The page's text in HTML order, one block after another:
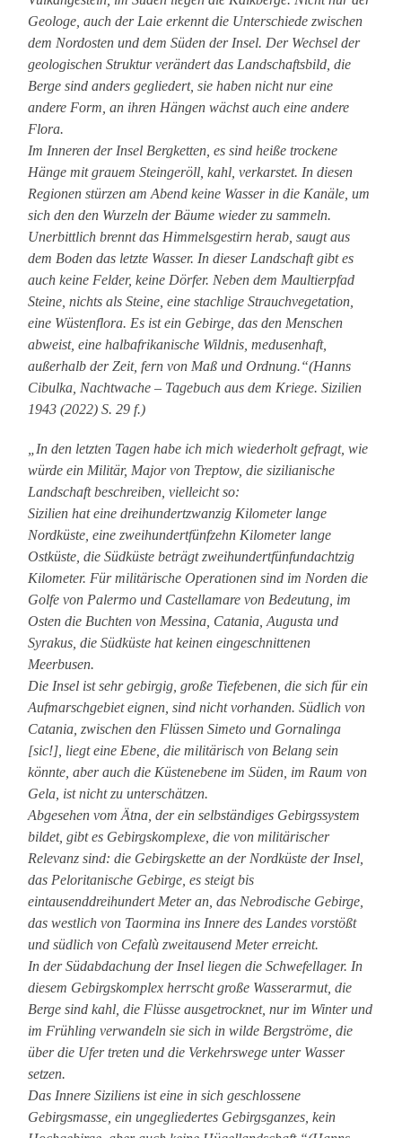
Geologe, auch der Laie erkennt die Unterschiede zwischen
dem Nordosten und dem Süden der Insel. Der Wechsel der
geologischen Struktur verändert das Landschaftsbild, die
Berge sind anders gegliedert, sie haben nicht nur eine
andere Form, an ihren Hängen wächst auch eine andere
Flora.
Im Inneren der Insel Bergketten, es sind heiße trockene
Hänge mit grauem Steingeröll, kahl, verkarstet. In diesen
Regionen stürzen am Abend keine Wasser in die Kanäle, um
sich den den Wurzeln der Bäume wieder zu sammeln.
Unerbittlich brennt das Himmelsgestirn herab, saugt aus
dem Boden das letzte Wasser. In dieser Landschaft gibt es
auch keine Felder, keine Dörfer. Neben dem Maultierpfad
Steine, nichts als Steine, eine stachlige Strauchvegetation,
eine Wüstenflora. Es ist ein Gebirge, das den Menschen
abweist, eine halbafrikanische Wildnis, medusenhaft,
außerhalb der Zeit, fern von Maß und Ordnung.“(Hanns
Cibulka, Nachtwache – Tagebuch aus dem Kriege. Sizilien
1943 (2022) S. 29 f.)
„In den letzten Tagen habe ich mich wiederholt gefragt, wie
würde ein Militär, Major von Treptow, die sizilianische
Landschaft beschreiben, vielleicht so:
Sizilien hat eine dreihundertzwanzig Kilometer lange
Nordküste, eine zweihundertfünfzehn Kilometer lange
Ostküste, die Südküste beträgt zweihundertfünfundachtzig
Kilometer. Für militärische Operationen sind im Norden die
Golfe von Palermo und Castellamare von Bedeutung, im
Osten die Buchten von Messina, Catania, Augusta und
Syrakus, die Südküste hat keinen eingeschnittenen
Meerbusen.
Die Insel ist sehr gebirgig, große Tiefebenen, die sich für ein
Aufmarschgebiet eignen, sind nicht vorhanden. Südlich von
Catania, zwischen den Flüssen Simeto und Gornalinga
[sic!], liegt eine Ebene, die militärisch von Belang sein
könnte, aber auch die Küstenebene im Süden, im Raum von
Gela, ist nicht zu unterschätzen.
Abgesehen vom Ätna, der ein selbständiges Gebirgssystem
bildet, gibt es Gebirgskomplexe, die von militärischer
Relevanz sind: die Gebirgskette an der Nordküste der Insel,
das Peloritanische Gebirge, es steigt bis
eintausenddreihundert Meter an, das Nebrodische Gebirge,
das westlich von Taormina ins Innere des Landes vorstößt
und südlich von Cefalù zweitausend Meter erreicht.
In der Südabdachung der Insel liegen die Schwefellager. In
diesem Gebirgskomplex herrscht große Wasserarmut, die
Berge sind kahl, die Flüsse ausgetrocknet, nur im Winter und
im Frühling verwandeln sie sich in wilde Bergströme, die
über die Ufer treten und die Verkehrswege unter Wasser
setzen.
Das Innere Siziliens ist eine in sich geschlossene
Gebirgsmasse, ein ungegliedertes Gebirgsganzes, kein